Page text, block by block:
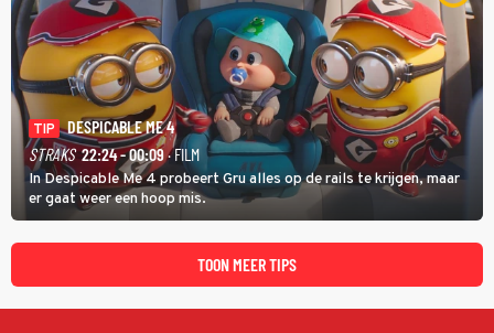
TIP
DESPICABLE ME 4
STRAKS 22:24 - 00:09· FILM
In Despicable Me 4 probeert Gru alles op de rails te krijgen, maar
er gaat weer een hoop mis.
TOON MEER TIPS